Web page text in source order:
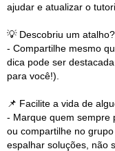
ajudar e atualizar o
💡 Descobriu um atalho?
- Compartilhe mesmo
dica pode ser
para você!).
📌 Facilite a vida de
- Marque quem sempre
ou compartilhe no
espalhar soluções, não